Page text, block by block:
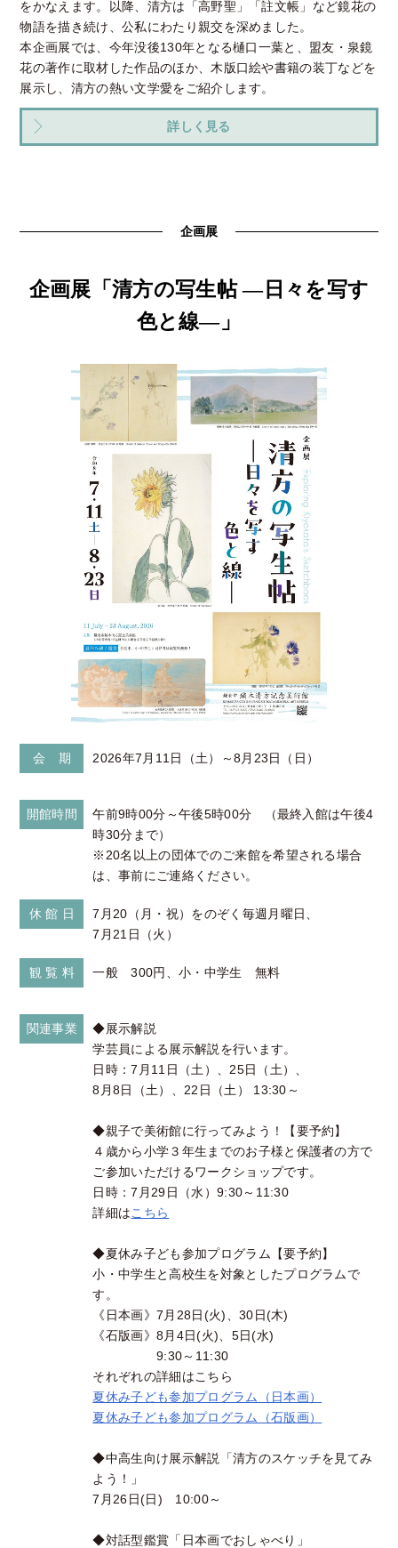
をかなえます。以降、清方は「高野聖」「註文帳」など鏡花の
物語を描き続け、公私にわたり親交を深めました。
本企画展では、今年没後130年となる樋口一葉と、盟友・泉鏡
花の著作に取材した作品のほか、木版口絵や書籍の装丁などを
展示し、清方の熱い文学愛をご紹介します。
詳しく見る
企画展
企画展「清方の写生帖 ―日々を写す
色と線―」
会 期 2026年7月11日（土）～8月23日（日）
開館時間
午前9時00分～午後5時00分 （最終入館は午後4
時30分まで）
※20名以上の団体でのご来館を希望される場合
は、事前にご連絡ください。
休 館 日
7月20（月・祝）をのぞく毎週月曜日、
7月21日（火）
観 覧 料 一般 300円、小・中学生 無料
関連事業
◆展示解説
学芸員による展示解説を行います。
日時：7月11日（土）、25日（土）、
8月8日（土）、22日（土） 13:30～
◆親子で美術館に行ってみよう！【要予約】
４歳から小学３年生までのお子様と保護者の方で
ご参加いただけるワークショップです。
日時：7月29日（水）9:30～11:30
詳細はこちら
◆夏休み子ども参加プログラム【要予約】
小・中学生と高校生を対象としたプログラムで
す。
《日本画》7月28日(火)、30日(木)
《石版画》8月4日(火)、5日(水)
9:30～11:30
それぞれの詳細はこちら
夏休み子ども参加プログラム（日本画）
夏休み子ども参加プログラム（石版画）
◆中高生向け展示解説「清方のスケッチを見てみ
よう！」
7月26日(日) 10:00～
◆対話型鑑賞「日本画でおしゃべり」